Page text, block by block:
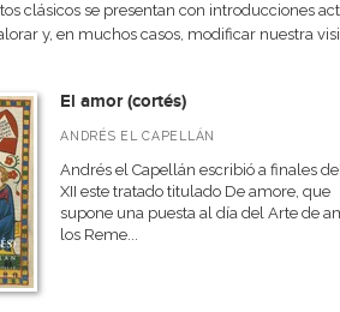
clásicos se presentan con introducciones
y, en muchos casos, modificar nuestra
El amor (cortés)
ANDRÉS EL CAPELLÁN
Andrés el Capellán escribió a finales
XII este tratado titulado De amore, que
supone una puesta al día del Arte de
los Reme...